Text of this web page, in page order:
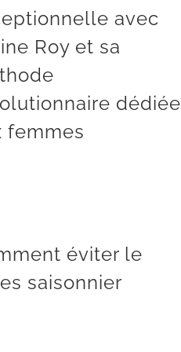
avec
Roy et sa
dédiée
femmes
éviter le
saisonnier